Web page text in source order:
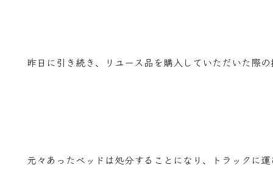
昨日に引き続き、リユース品を購入していただいた際
元々あったベッドは処分することになり、トラックに